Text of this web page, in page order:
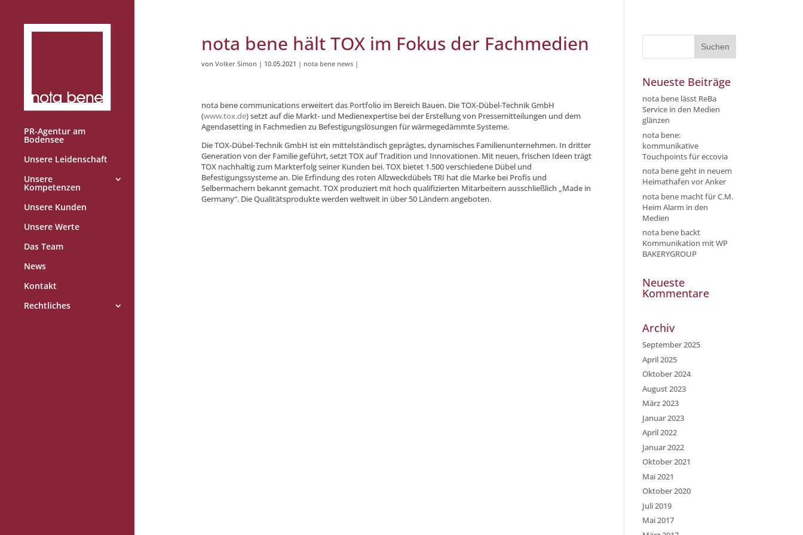
PR-Agentur am
Bodensee
Unsere Leidenschaft
Unsere
Kompetenzen
Unsere Kunden
Unsere Werte
Das Team
News
Kontakt
Rechtliches
nota bene hält TOX im Fokus der Fachmedien
von Volker Simon | 10.05.2021 | nota bene news|
nota bene communications erweitert das Portfolio im Bereich Bauen. Die TOX-Dübel-Technik GmbH
(www.tox.de) setzt auf die Markt- und Medienexpertise bei der Erstellung von Pressemitteilungen und dem
Agendasetting in Fachmedien zu Befestigungslösungen für wärmegedämmte Systeme.
Die TOX-Dübel-Technik GmbH ist ein mittelständisch geprägtes, dynamisches Familienunternehmen. In dritter
Generation von der Familie geführt, setzt TOX auf Tradition und Innovationen. Mit neuen, frischen Ideen trägt
TOX nachhaltig zum Markterfolg seiner Kunden bei. TOX bietet 1.500 verschiedene Dübel und
Befestigungssysteme an. Die Erfindung des roten Allzweckdübels TRI hat die Marke bei Profis und
Selbermachern bekannt gemacht. TOX produziert mit hoch qualifizierten Mitarbeitern ausschließlich „Made in
Germany“. Die Qualitätsprodukte werden weltweit in über 50 Ländern angeboten.
Neueste Beiträge
nota bene lässt ReBa
Service in den Medien
glänzen
nota bene:
kommunikative
Touchpoints für eccovia
nota bene geht in neuem
Heimathafen vor Anker
nota bene macht für C.M.
Heim Alarm in den
Medien
nota bene backt
Kommunikation mit WP
BAKERYGROUP
Neueste
Kommentare
Archiv
September 2025
April 2025
Oktober 2024
August 2023
März 2023
Januar 2023
April 2022
Januar 2022
Oktober 2021
Mai 2021
Oktober 2020
Juli 2019
Mai 2017